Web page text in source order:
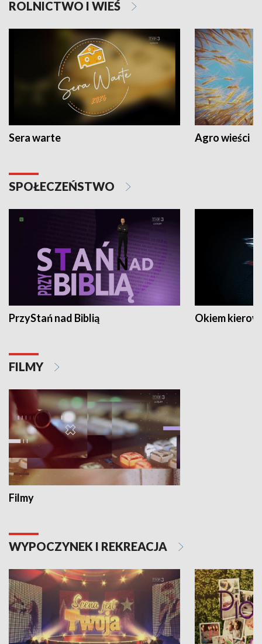
ROLNICTWO I WIEŚ
Sera warte Agro wieści
SPOŁECZEŃSTWO
PrzyStań nad Biblią Okiem
FILMY
Filmy
WYPOCZYNEK I REKREACJA